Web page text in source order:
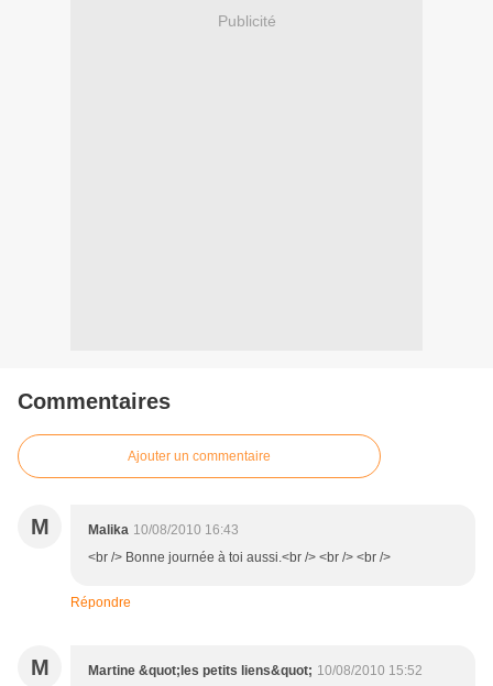
Publicité
Commentaires
Ajouter un commentaire
M Malika 10/08/2010 16:43
<br /> Bonne journée à toi aussi.<br /> <br /> <br />
Répondre
M Martine &quot;les petits liens&quot; 10/08/2010 15:52